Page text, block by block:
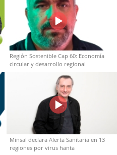
Región Sostenible Cap 60: Economía
circular y desarrollo regional
Minsal declara Alerta Sanitaria en 13
regiones por virus hanta